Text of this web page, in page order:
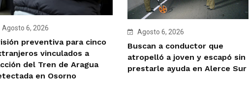
Agosto 6, 2026
preventiva para cinco
vinculados a
del Tren de Aragua
en Osorno
Agosto 6, 2026
Buscan a conductor que
atropelló a joven y escapó sin
prestarle ayuda en Alerce Sur